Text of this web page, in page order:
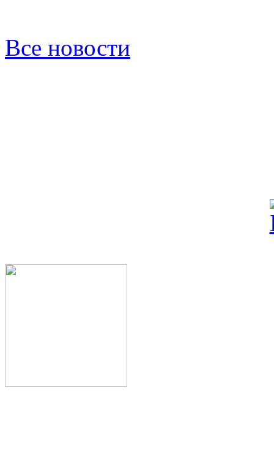
Все новости